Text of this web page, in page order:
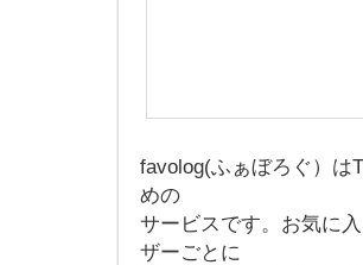
favolog(ふぁぼろぐ）は
めの
サービスです。お気に
ザーごとに